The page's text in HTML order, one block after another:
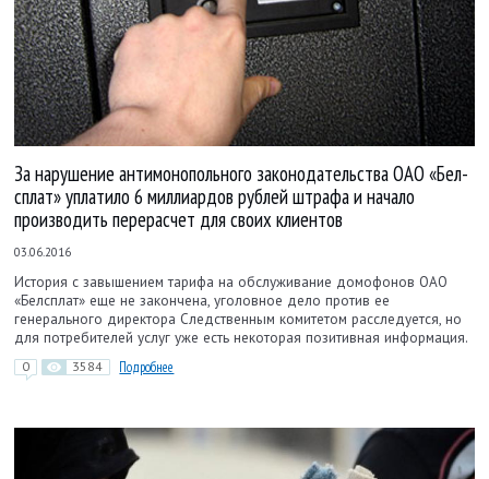
За нарушение антимонопольного законодательства ОАО «Бел­
сплат» уплатило 6 миллиардов рублей штрафа и начало
производить перерасчет для своих клиентов
03.06.2016
История с завышением тарифа на обслуживание домофонов ОАО
«Белсплат» еще не закончена, уголовное дело против ее
генерального директора Следственным комитетом расследуется, но
для потребителей услуг уже есть некоторая позитивная информация.
0 3584 Подробнее